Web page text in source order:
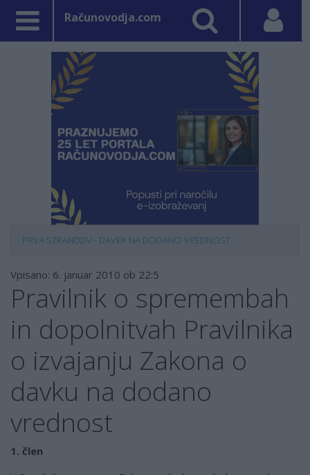
Računovodja.com
PRVA STRANDDV - DAVEK NA DODANO VREDNOST
Vpisano: 6. januar 2010 ob 22:5
Pravilnik o spremembah
in dopolnitvah Pravilnika
o izvajanju Zakona o
davku na dodano
vrednost
1. člen